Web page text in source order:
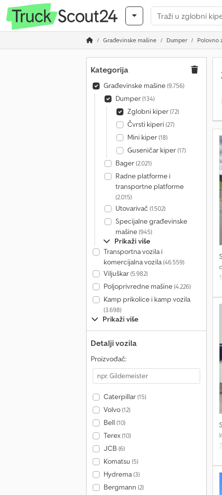
Građevinske mašine Dumper Polovno
Kategorija
Građevinske mašine(9.756)
Dumper(134)
Zglobni kiper(72)
Čvrsti kiperi(27)
Mini kiper(18)
Guseničar kiper(17)
Bager(2.021)
Radne platforme i
transportne platforme
(2.015)
Utovarivač (1.502)
Specijalne građevinske
mašine(945)
Prikaži više
Transportna vozila i
komercijalna vozila(46.559)
Viljuškar(5.982)
Poljoprivredne mašine(4.226)
Kamp prikolice i kamp vozila
(3.698)
Prikaži više
Detalji vozila
Proizvođač:
Caterpillar(15)
Volvo(12)
Bell (10)
Terex(10)
JCB (6)
Komatsu (5)
Hydrema(3)
Bergmann (2)